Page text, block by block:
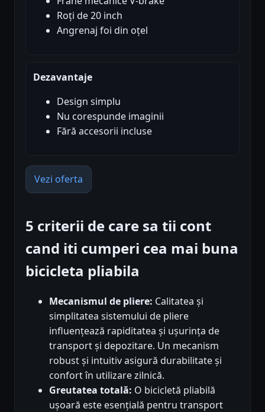
Roți de 20 inch
Angrenaj foi din oțel
Dezavantaje
Design simplu
Nu corespunde imaginii
Fără accesorii incluse
Vezi oferta
5 criterii de care sa tii cont
cand iti cumperi cea mai buna
bicicleta pliabila
Mecanismul de pliere: Calitatea și
simplitatea sistemului de pliere
influențează rapiditatea și ușurința de
transport și depozitare. Un mecanism
robust și intuitiv asigură durabilitate și
confort în utilizare zilnică.
Greutatea totală: O bicicletă pliabilă
ușoară este esențială pentru transport